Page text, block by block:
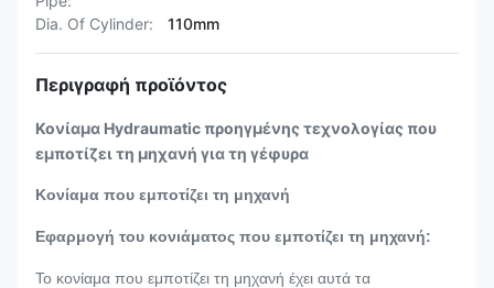
Dia. Of Cylinder: 110mm
Περιγραφή προϊόντος
Κονίαμα Hydraumatic προηγμένης τεχνολογίας που
εμποτίζει τη μηχανή για τη γέφυρα
Κονίαμα που εμποτίζει τη μηχανή
Εφαρμογή του κονιάματος που εμποτίζει τη μηχανή:
Το κονίαμα που εμποτίζει τη μηχανή έχει αυτά τα